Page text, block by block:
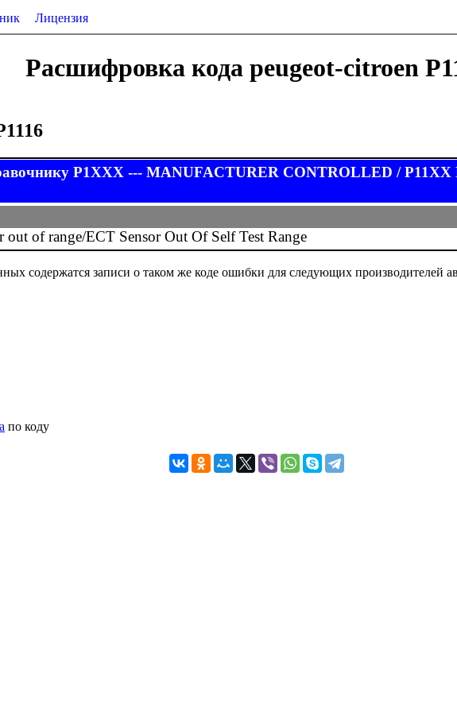
Лицензия
Расшифровка кода peugeot-citroen
P1XXX --- MANUFACTURER CONTROLLED /
out of range/ECT Sensor Out Of Self Test Range
содержатся записи о таком же коде ошибки для следующих производителей
по коду